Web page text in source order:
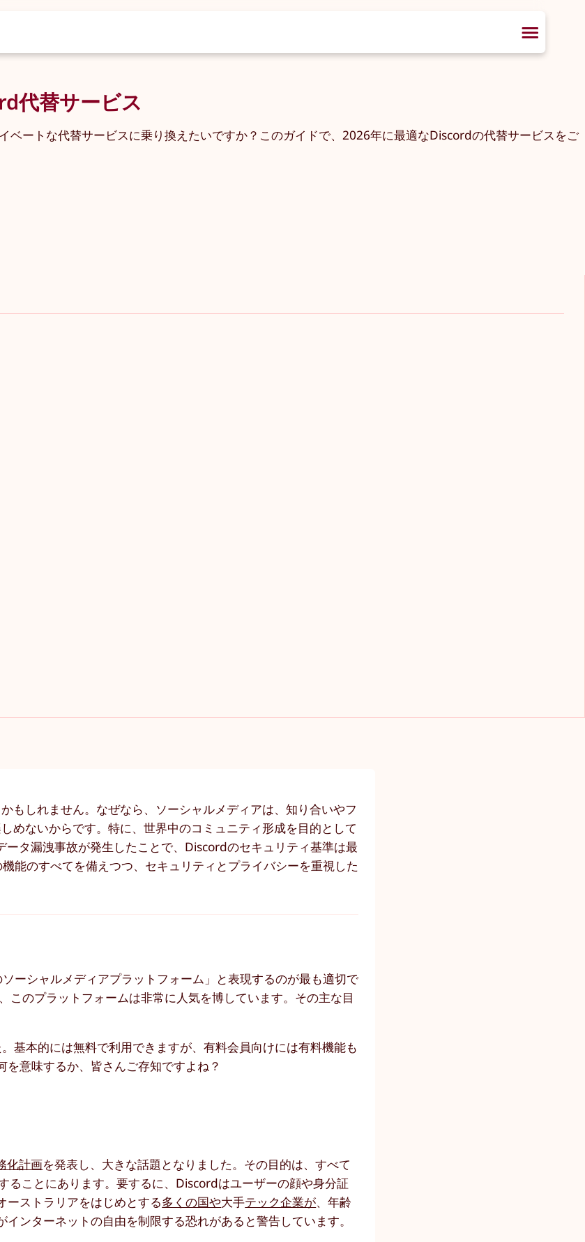
代替サービス
ートな代替サービスに乗り換えたいですか？このガイドで、2026年に最適なDiscordの代替サービスをご
もしれません。なぜなら、ソーシャルメディアは、知り合いやフ
めないからです。特に、世界中のコミュニティ形成を目的として
タ漏洩事故が発生したことで、Discordのセキュリティ基準は最
能のすべてを備えつつ、セキュリティとプライバシーを重視した
ーシャルメディアプラットフォーム」と表現するのが最も適切で
のプラットフォームは非常に人気を博しています。その主な目
基本的には無料で利用できますが、有料会員向けには有料機能も
意味するか、皆さんご存知ですよね？
化計画を発表し、大きな話題となりました。その目的は、すべて
ことにあります。要するに、Discordはユーザーの顔や身分証
ーストラリアをはじめとする多くの国や大手テック企業が、年齢
ンターネットの自由を制限する恐れがあると警告しています。